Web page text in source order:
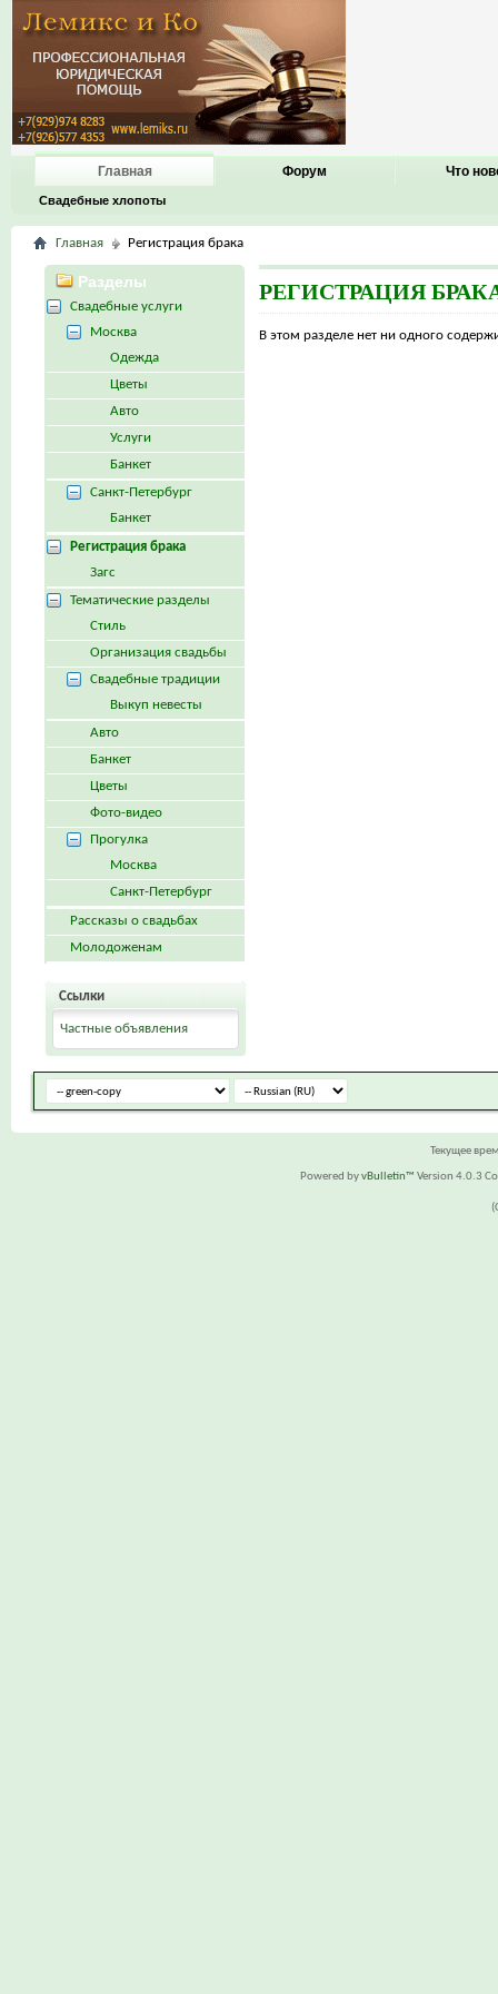
Главная
Свадебные хлопоты
Форум Что
Главная Регистрация брака
РЕГИСТРАЦИЯ
В этом разделе нет ни одного
Разделы
Свадебные услуги
Москва
Одежда
Цветы
Авто
Услуги
Банкет
Санкт-Петербург
Банкет
Регистрация брака
Загс
Тематические разделы
Стиль
Организация свадьбы
Свадебные традиции
Выкуп невесты
Авто
Банкет
Цветы
Фото-видео
Прогулка
Москва
Санкт-Петербург
Рассказы о свадьбах
Молодоженам
Ссылки
Частные объявления
Текущее
Powered byvBulletin™ Version 4.0.3